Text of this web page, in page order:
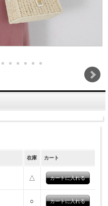
在庫 カート
△
○